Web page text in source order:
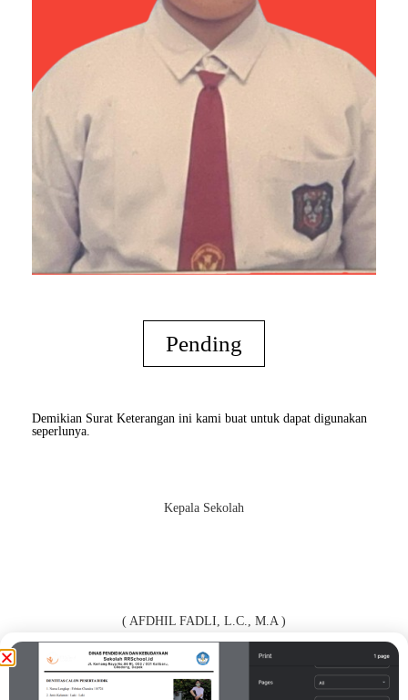
Pending
Demikian Surat Keterangan ini kami buat untuk dapat digunakan
seperlunya.
Kepala Sekolah
( AFDHIL FADLI, L.C., M.A )
Orang Tua / Wali*